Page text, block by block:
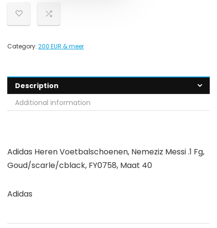
Category: 200 EUR & meer
Description
Additional information
Adidas Heren Voetbalschoenen, Nemeziz Messi .1 Fg,
Goud/scarle/cblack, FY0758, Maat 40
Adidas